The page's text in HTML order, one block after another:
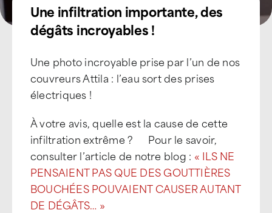
Une infiltration importante, des
dégâts incroyables !
Une photo incroyable prise par l’un de nos
couvreurs Attila : l’eau sort des prises
électriques !
À votre avis, quelle est la cause de cette
infiltration extrême ? Pour le savoir,
consulter l’article de notre blog : « ILS NE
PENSAIENT PAS QUE DES GOUTTIÈRES
BOUCHÉES POUVAIENT CAUSER AUTANT
DE DÉGÂTS… »